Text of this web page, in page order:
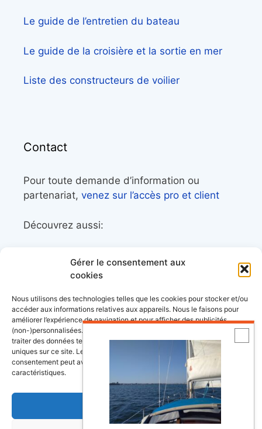
Gérer le consentement aux
cookies
Nous utilisons des technologies telles que les cookies pour stocker et/ou
accéder aux informations relatives aux appareils. Nous le faisons pour
améliorer l’expérience de navigation et pour afficher des publicités
(non-)personnalisées. Consentir à ces technologies nous autorisera à
traiter des données telles que le comportement de navigation ou les ID
uniques sur ce site. Le fait de ne pas consentir ou de retirer son
consentement peut avoir un effet négatif sur certaines fonctonnalités et
caractéristiques.
Accepter
Le guide de l’entretien du bateau
Le guide de la croisière et la sortie en mer
Liste des constructeurs de voilier
Contact
Pour toute demande d’information ou
partenariat, venez sur l’accès pro et client
Découvrez aussi:
librairie maritime
le trek et le raid nautique
BoatingAds, le site d’annonces bateaux
européen
Depositphotos